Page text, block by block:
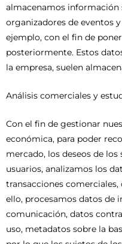
almacenamos información
organizadores de eventos
ejemplo, con el fin de
posteriormente. Estos
la empresa, suelen
Análisis comerciales y
Con el fin de gestionar
económica, para poder
mercado, los deseos de
usuarios, analizamos los
transacciones comerciales,
ello, procesamos datos de
comunicación, datos
uso, metadatos sobre la